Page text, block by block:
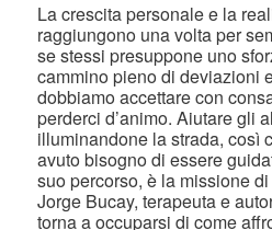
La crescita personale e la
raggiungono una volta per
se stessi presuppone uno
cammino pieno di deviazioni
dobbiamo accettare con
perderci d’animo. Aiutare gli
illuminandone la strada, così
avuto bisogno di essere
suo percorso, è la missione
Jorge Bucay, terapeuta e
torna a occuparsi di come